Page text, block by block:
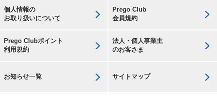
個人情報の
お取り扱いについて
Prego Club
会員規約
Prego Clubポイント
利用規約
法人・個人事業主
のお客さま
お知らせ一覧 サイトマップ